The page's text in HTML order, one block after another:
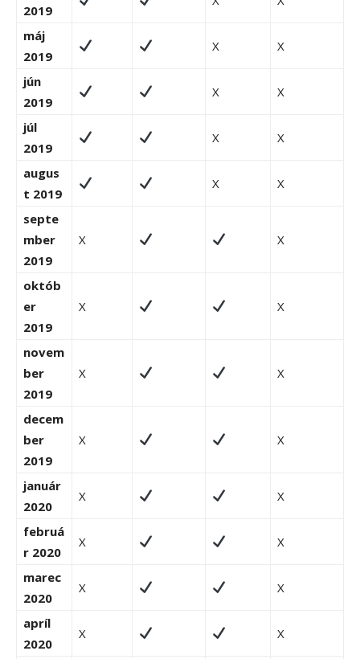
2019
máj
2019
X X
jún
2019
X X
júl
2019
X X
augus
t 2019
X X
septe
mber
2019
X X
októb
er
2019
X X
novem
ber
2019
X X
decem
ber
2019
X X
január
2020
X X
februá
r 2020
X X
marec
2020
X X
apríl
2020
X X